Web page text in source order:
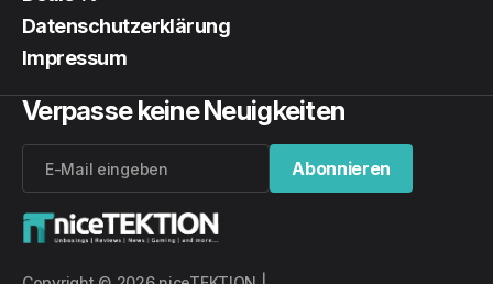
Datenschutzerklärung
Impressum
Verpasse keine Neuigkeiten
Abonnieren
Abonnieren